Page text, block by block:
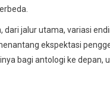
jalur utama, variasi
ekspektasi
bagi antologi ke depan,